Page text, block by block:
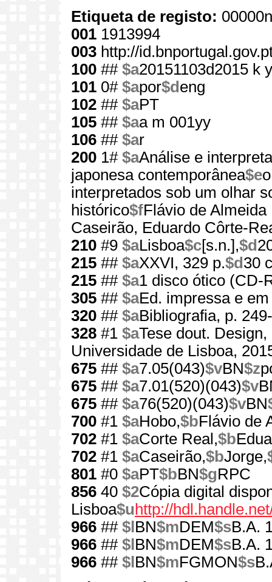
Etiqueta de registo:
001 1913994
003 http://
100 ## $a20151103d2015 k
101 0# $apor$d eng
102 ## $aPT
105 ## $aa m 001yy
106 ## $ar
200 1# $aAnálise e
japonesa contemporânea$e
interpretados sob um olhar
histórico$fFlávio de Almeida
Caseirão, Eduardo Côrte-
210 #9 $aLisboa$c[s.n.],$d
215 ## $aXXVI, 329 p.$d 30
215 ## $a1 disco ótico (CD-
305 ## $aEd. impressa e
320 ## $aBibliografia, p.
328 #1 $aTese dout.
Universidade de Lisboa,
675 ## $a7.05(043)$vBN$z
675 ## $a7.01(520)(043)$v
675 ## $a76(520)(043)$vBN
700 #1 $aHobo,$bFlávio de
702 #1 $aCorte Real,$b
702 #1 $aCaseirão,$bJorge,
801 #0 $aPT$bBN$gRPC
856 40 $2Cópia digital
Lisboa$u http://
966 ## $l BN$mDEM$sB.A.
966 ## $l BN$mDEM$sB.A.
966 ## $l BN$mFGMON$s